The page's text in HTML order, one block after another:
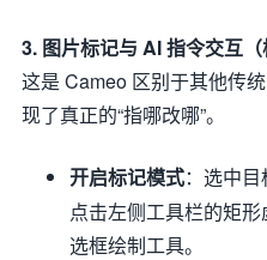
3. 图片标记与 AI 指令交互（
这是 Cameo 区别于其他传
现了真正的“指哪改哪”。
开启标记模式：选中
点击左侧工具栏的矩
选框绘制工具。